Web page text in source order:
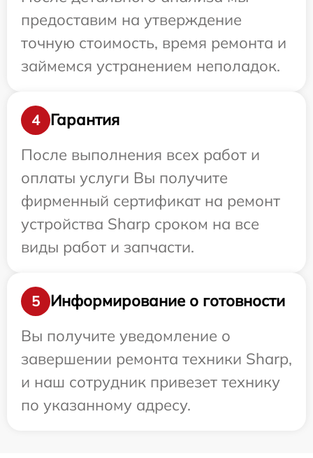
предоставим на утверждение
точную стоимость, время ремонта и
займемся устранением неполадок.
4
Гарантия
После выполнения всех работ и
оплаты услуги Вы получите
фирменный сертификат на ремонт
устройства Sharp сроком на все
виды работ и запчасти.
5
Информирование о готовности
Вы получите уведомление о
завершении ремонта техники Sharp,
и наш сотрудник привезет технику
по указанному адресу.